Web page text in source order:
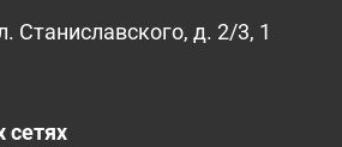
Станиславского, д. 2/3, 1